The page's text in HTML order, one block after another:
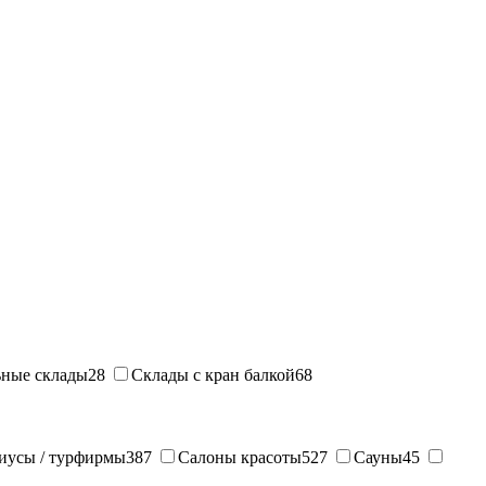
склады28 Склады с кран балкой68
/ турфирмы387 Салоны красоты527 Сауны45